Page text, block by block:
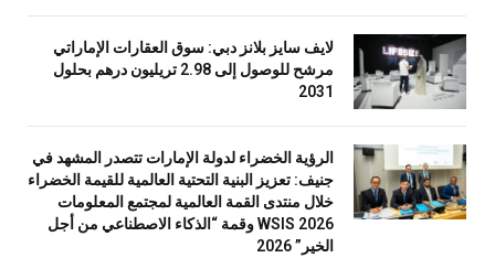
لايف سايز بلانز دبي: سوق العقارات الإماراتي
مرشح للوصول إلى 2.98 تريليون درهم بحلول
2031
الرؤية الخضراء لدولة الإمارات تتصدر المشهد في
جنيف: تعزيز البنية التحتية العالمية للقيمة الخضراء
خلال منتدى القمة العالمية لمجتمع المعلومات
WSIS 2026 وقمة “الذكاء الاصطناعي من أجل
الخير” 2026